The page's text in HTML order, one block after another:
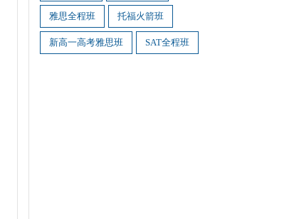
雅思全程班 托福火箭班
新高一高考雅思班 SAT全程班